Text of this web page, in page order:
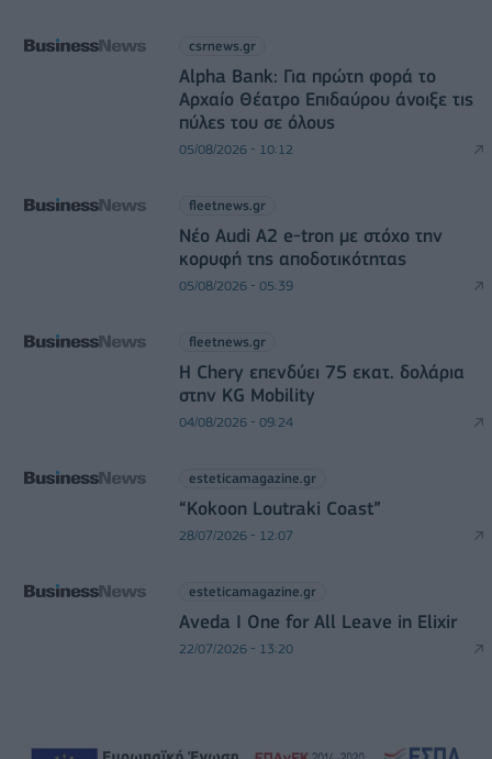
csrnews.gr
Alpha Bank: Για πρώτη φορά το
Αρχαίο Θέατρο Επιδαύρου άνοιξε τις
πύλες του σε όλους
05/08/2026 - 10:12
fleetnews.gr
Νέο Audi A2 e-tron με στόχο την
κορυφή της αποδοτικότητας
05/08/2026 - 05:39
fleetnews.gr
Η Chery επενδύει 75 εκατ. δολάρια
στην KG Mobility
04/08/2026 - 09:24
esteticamagazine.gr
“Kokoon Loutraki Coast”
28/07/2026 - 12:07
esteticamagazine.gr
Aveda I One for All Leave in Elixir
22/07/2026 - 13:20